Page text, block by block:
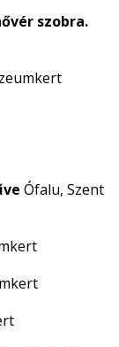
szobra.
Ófalu, Szent